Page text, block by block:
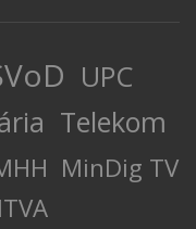
UPC
Telekom
MinDig TV